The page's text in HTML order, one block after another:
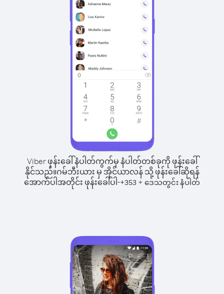
Viber ဖုန်းခေါ်နံပါတ်ကွက်မှ နံပါတ်တစ်ခုကို ဖုန်းခေါ်
နိုင်သည်။ဂမ်ဘီးယား မှ အိုင်ယာလန် သို့ ဖုန်းခေါ်ဆိုရန်
အောက်ပါအတိုင်း ဖုန်းခေါ်ပါ-+353 + ဒေသတွင်း နံပါတ်